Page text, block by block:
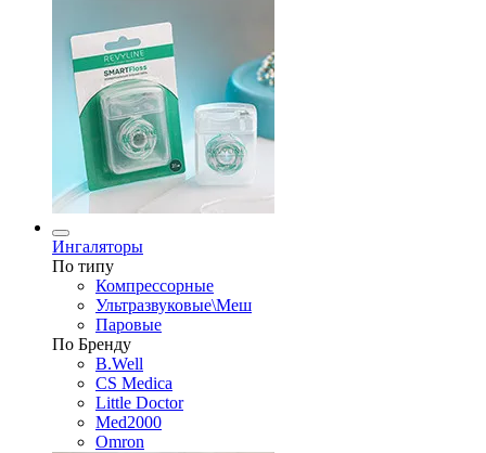
Ингаляторы
По типу
Компрессорные
Ультразвуковые\Меш
Паровые
По Бренду
B.Well
CS Medica
Little Doctor
Med2000
Omron